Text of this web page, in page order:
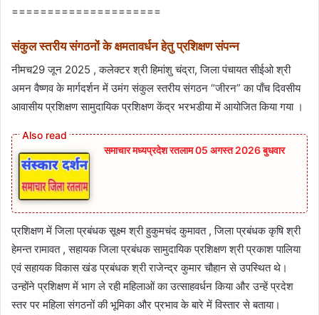
=====================
संकुल स्तरीय संगठनों के क्षमतावर्धन हेतु प्रशिक्षण संपन्न
नीमच29 जून 2025 , कलेक्टर श्री हिमांशु चंद्रा, जिला पंचायत सीईओ श्री
अमन वैष्णव के मार्गदर्शन में उमंग संकुल स्तरीय संगठन “जीरन” का पाँच दिवसीय
आवासीय प्रशिक्षण सामुदायिक प्रशिक्षण केंद्र भरभडीया में आयोजित किया गया ।
समाचार मध्यप्रदेश रतलाम 05 अगस्त 2026 बुधवार
प्रशिक्षण में जिला प्रबंधक सूक्ष्म श्री हुकुमचंद कुमावत , जिला प्रबंधक कृषि श्री
हेमन्त रामावत , सहायक जिला प्रबंधक सामुदायिक प्रशिक्षण श्री प्रकाश पालिया
एवं सहायक विकास खंड प्रबंधक श्री राजेन्द्र कुमार चौहान से उपस्थित थे।
उन्होंने प्रशिक्षण में भाग ले रही महिलाओं का उत्साहवर्धन किया और उन्हें प्रदेश
स्तर पर महिला संगठनों की भूमिका और प्रभाव के बारे में विस्तार से बताया।